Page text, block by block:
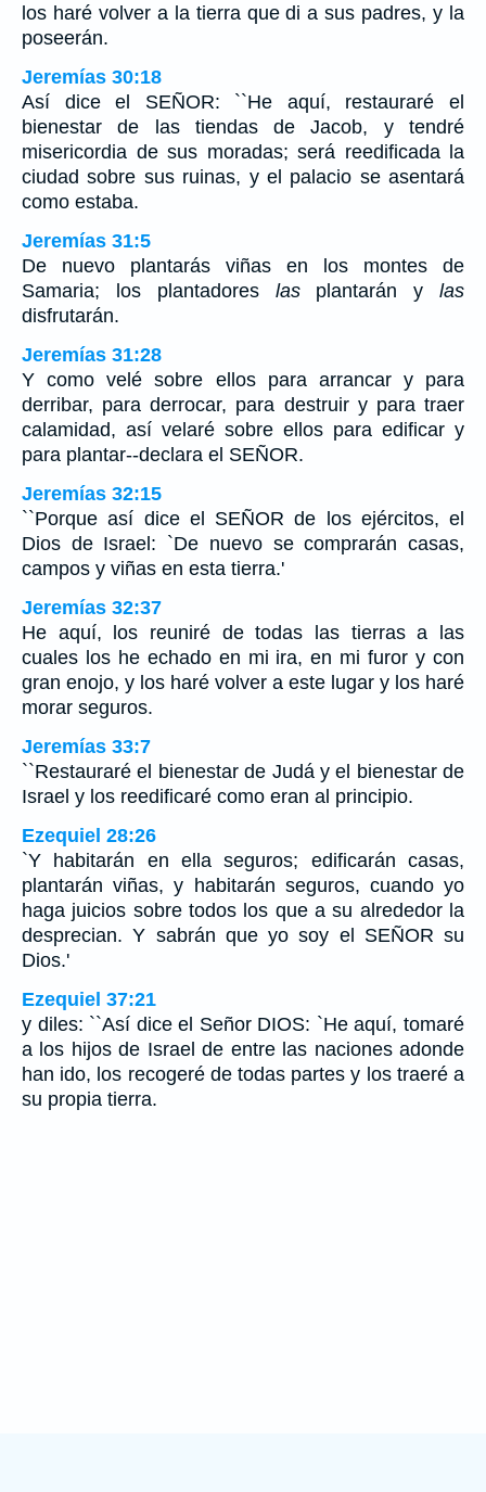
los haré volver a la tierra que di a sus padres, y la
poseerán.
Jeremías 30:18
Así dice el SEÑOR: ``He aquí, restauraré el
bienestar de las tiendas de Jacob, y tendré
misericordia de sus moradas; será reedificada la
ciudad sobre sus ruinas, y el palacio se asentará
como estaba.
Jeremías 31:5
De nuevo plantarás viñas en los montes de
Samaria; los plantadores lasplantarán y las
disfrutarán.
Jeremías 31:28
Y como velé sobre ellos para arrancar y para
derribar, para derrocar, para destruir y para traer
calamidad, así velaré sobre ellos para edificar y
para plantar--declara el SEÑOR.
Jeremías 32:15
``Porque así dice el SEÑOR de los ejércitos, el
Dios de Israel: `De nuevo se comprarán casas,
campos y viñas en esta tierra.'
Jeremías 32:37
He aquí, los reuniré de todas las tierras a las
cuales los he echado en mi ira, en mi furor y con
gran enojo, y los haré volver a este lugar y los haré
morar seguros.
Jeremías 33:7
``Restauraré el bienestar de Judá y el bienestar de
Israel y los reedificaré como eran al principio.
Ezequiel 28:26
`Y habitarán en ella seguros; edificarán casas,
plantarán viñas, y habitarán seguros, cuando yo
haga juicios sobre todos los que a su alrededor la
desprecian. Y sabrán que yo soy el SEÑOR su
Dios.'
Ezequiel 37:21
y diles: ``Así dice el Señor DIOS: `He aquí, tomaré
a los hijos de Israel de entre las naciones adonde
han ido, los recogeré de todas partes y los traeré a
su propia tierra.